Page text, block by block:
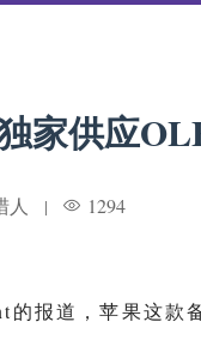
家供应
人 | 1294
报道，苹果这款